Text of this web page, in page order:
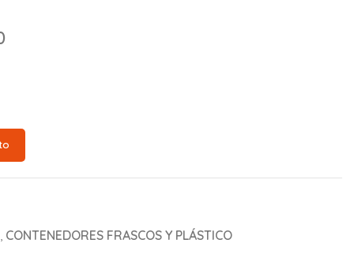
CONTENEDORES FRASCOS Y PLÁSTICO